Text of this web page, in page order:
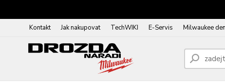
Kontakt Jak nakupovat TechWIKI E-Servis Milwaukee